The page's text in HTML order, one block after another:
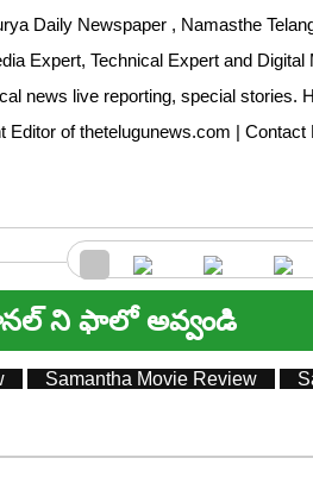
Daily Newspaper , Namasthe
Expert, Technical Expert and
news live reporting, special stories.
Editor of thetelugunews.com | Contact
ని ఫాలో అవ్వండి
Samantha Movie Review